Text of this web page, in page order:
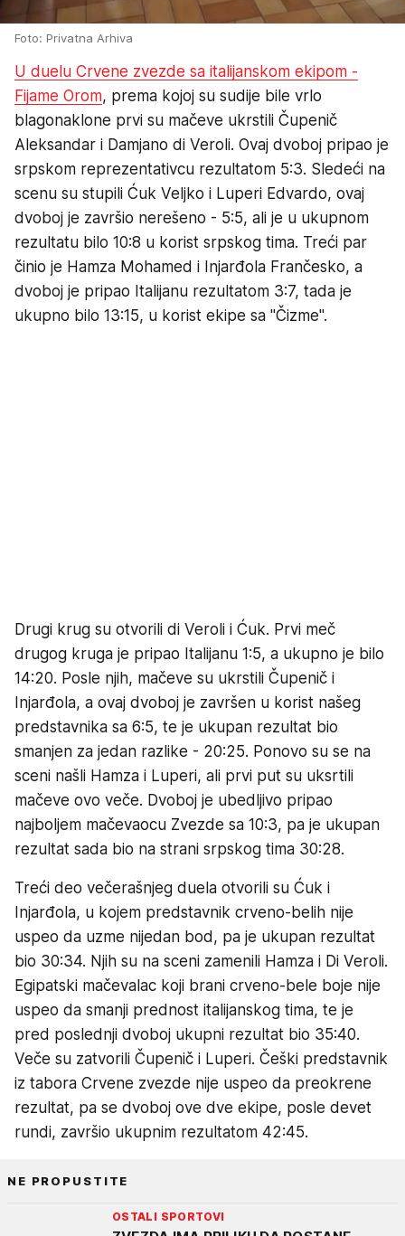
Foto: Privatna Arhiva
U duelu Crvene zvezde sa italijanskom ekipom -
Fijame Orom, prema kojoj su sudije bile vrlo
blagonaklone prvi su mačeve ukrstili Čupenič
Aleksandar i Damjano di Veroli. Ovaj dvoboj pripao je
srpskom reprezentativcu rezultatom 5:3. Sledeći na
scenu su stupili Ćuk Veljko i Luperi Edvardo, ovaj
dvoboj je završio nerešeno - 5:5, ali je u ukupnom
rezultatu bilo 10:8 u korist srpskog tima. Treći par
činio je Hamza Mohamed i Injarđola Frančesko, a
dvoboj je pripao Italijanu rezultatom 3:7, tada je
ukupno bilo 13:15, u korist ekipe sa "Čizme".
Drugi krug su otvorili di Veroli i Ćuk. Prvi meč
drugog kruga je pripao Italijanu 1:5, a ukupno je bilo
14:20. Posle njih, mačeve su ukrstili Čupenič i
Injarđola, a ovaj dvoboj je završen u korist našeg
predstavnika sa 6:5, te je ukupan rezultat bio
smanjen za jedan razlike - 20:25. Ponovo su se na
sceni našli Hamza i Luperi, ali prvi put su uksrtili
mačeve ovo veče. Dvoboj je ubedljivo pripao
najboljem mačevaocu Zvezde sa 10:3, pa je ukupan
rezultat sada bio na strani srpskog tima 30:28.
Treći deo večerašnjeg duela otvorili su Ćuk i
Injarđola, u kojem predstavnik crveno-belih nije
uspeo da uzme nijedan bod, pa je ukupan rezultat
bio 30:34. Njih su na sceni zamenili Hamza i Di Veroli.
Egipatski mačevalac koji brani crveno-bele boje nije
uspeo da smanji prednost italijanskog tima, te je
pred poslednji dvoboj ukupni rezultat bio 35:40.
Veče su zatvorili Čupenič i Luperi. Češki predstavnik
iz tabora Crvene zvezde nije uspeo da preokrene
rezultat, pa se dvoboj ove dve ekipe, posle devet
rundi, završio ukupnim rezultatom 42:45.
NE PROPUSTITE
OSTALI SPORTOVI